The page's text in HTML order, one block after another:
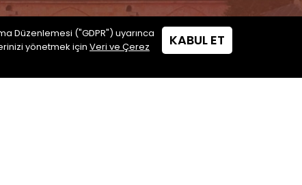
Düzenlemesi ("GDPR") uyarınca
yönetmek için Veri ve Çerez